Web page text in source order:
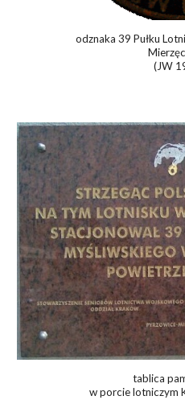
odznaka 39 Pułku L
(JW
tablica
w porcie lotniczym